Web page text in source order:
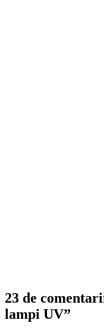
23 de
lampi UV”